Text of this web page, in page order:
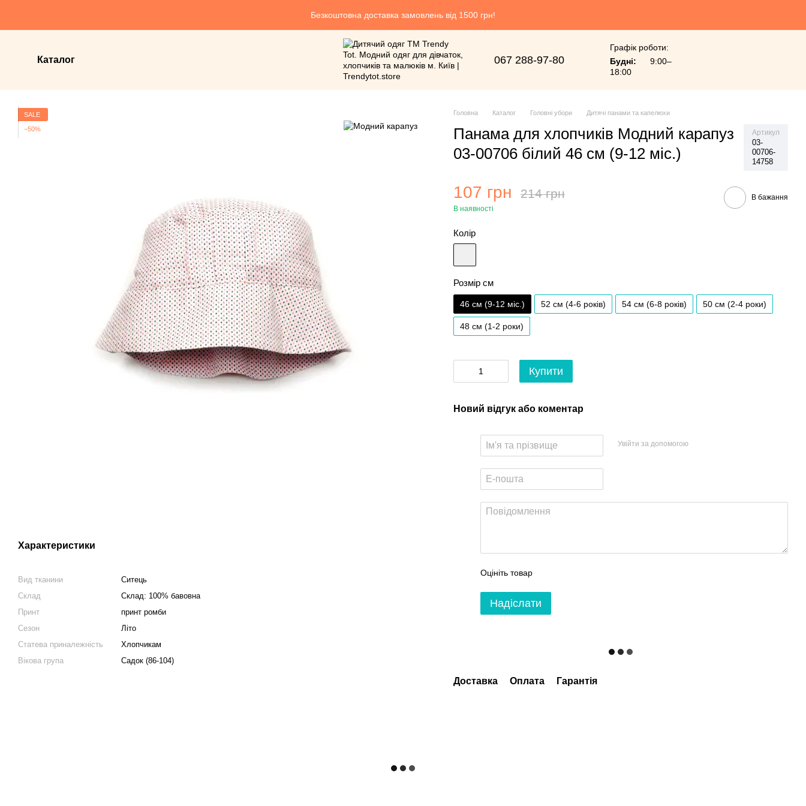
Безкоштовна доставка замовлень від 1500 грн!
Каталог 067 288-97-80
Графік роботи:
Будні:
9:00–
18:00
SALE
−50%
Характеристики
Вид тканини
Ситець
Склад
Склад: 100% бавовна
Принт
принт ромби
Сезон
Літо
Статева приналежність
Хлопчикам
Вікова група
Садок (86-104)
Головна Каталог Головні убори Дитячі панами та капелюхи
Панама для хлопчиків Модний карапуз
03-00706 білий 46 см (9-12 міс.)
Артикул
03-
00706-
14758
107 грн 214 грн
В наявності
В бажання
Колір
Розмір см
46 см (9-12 міс.) 52 см (4-6 років) 54 см (6-8 років) 50 см (2-4 роки)
48 см (1-2 роки)
Купити
Новий відгук або коментар
Увійти за допомогою
Оцініть товар
Надіслати
Доставка Оплата Гарантія